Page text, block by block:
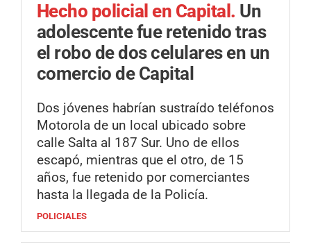
Hecho policial en Capital. Un
adolescente fue retenido tras
el robo de dos celulares en un
comercio de Capital
Dos jóvenes habrían sustraído teléfonos
Motorola de un local ubicado sobre
calle Salta al 187 Sur. Uno de ellos
escapó, mientras que el otro, de 15
años, fue retenido por comerciantes
hasta la llegada de la Policía.
POLICIALES